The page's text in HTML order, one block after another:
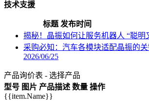
技术支援
标题 发布时间
揭秘！晶振如何让服务机器人 “聪明
采购必知：汽车各模块适配晶振的
2026/06/25
产品询价表 - 选择产品
型号 图片 产品描述 数量 操作
{{item.Name}}